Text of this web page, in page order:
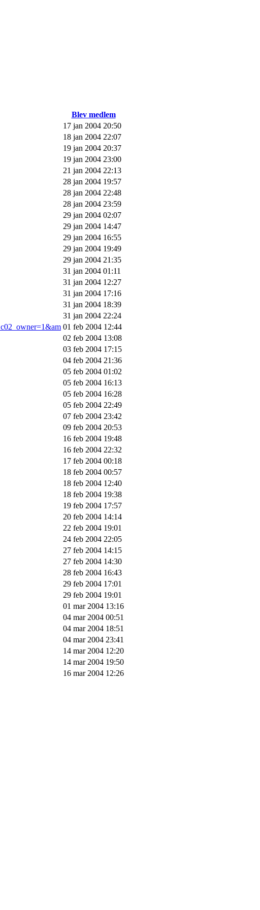
Blev medlem
17 jan 2004 20:50
18 jan 2004 22:07
19 jan 2004 20:37
19 jan 2004 23:00
21 jan 2004 22:13
28 jan 2004 19:57
28 jan 2004 22:48
28 jan 2004 23:59
29 jan 2004 02:07
29 jan 2004 14:47
29 jan 2004 16:55
29 jan 2004 19:49
29 jan 2004 21:35
31 jan 2004 01:11
31 jan 2004 12:27
31 jan 2004 17:16
31 jan 2004 18:39
31 jan 2004 22:24
01 feb 2004 12:44
02 feb 2004 13:08
03 feb 2004 17:15
04 feb 2004 21:36
05 feb 2004 01:02
05 feb 2004 16:13
05 feb 2004 16:28
05 feb 2004 22:49
07 feb 2004 23:42
09 feb 2004 20:53
16 feb 2004 19:48
16 feb 2004 22:32
17 feb 2004 00:18
18 feb 2004 00:57
18 feb 2004 12:40
18 feb 2004 19:38
19 feb 2004 17:57
20 feb 2004 14:14
22 feb 2004 19:01
24 feb 2004 22:05
27 feb 2004 14:15
27 feb 2004 14:30
28 feb 2004 16:43
29 feb 2004 17:01
29 feb 2004 19:01
01 mar 2004 13:16
04 mar 2004 00:51
04 mar 2004 18:51
04 mar 2004 23:41
14 mar 2004 12:20
14 mar 2004 19:50
16 mar 2004 12:26